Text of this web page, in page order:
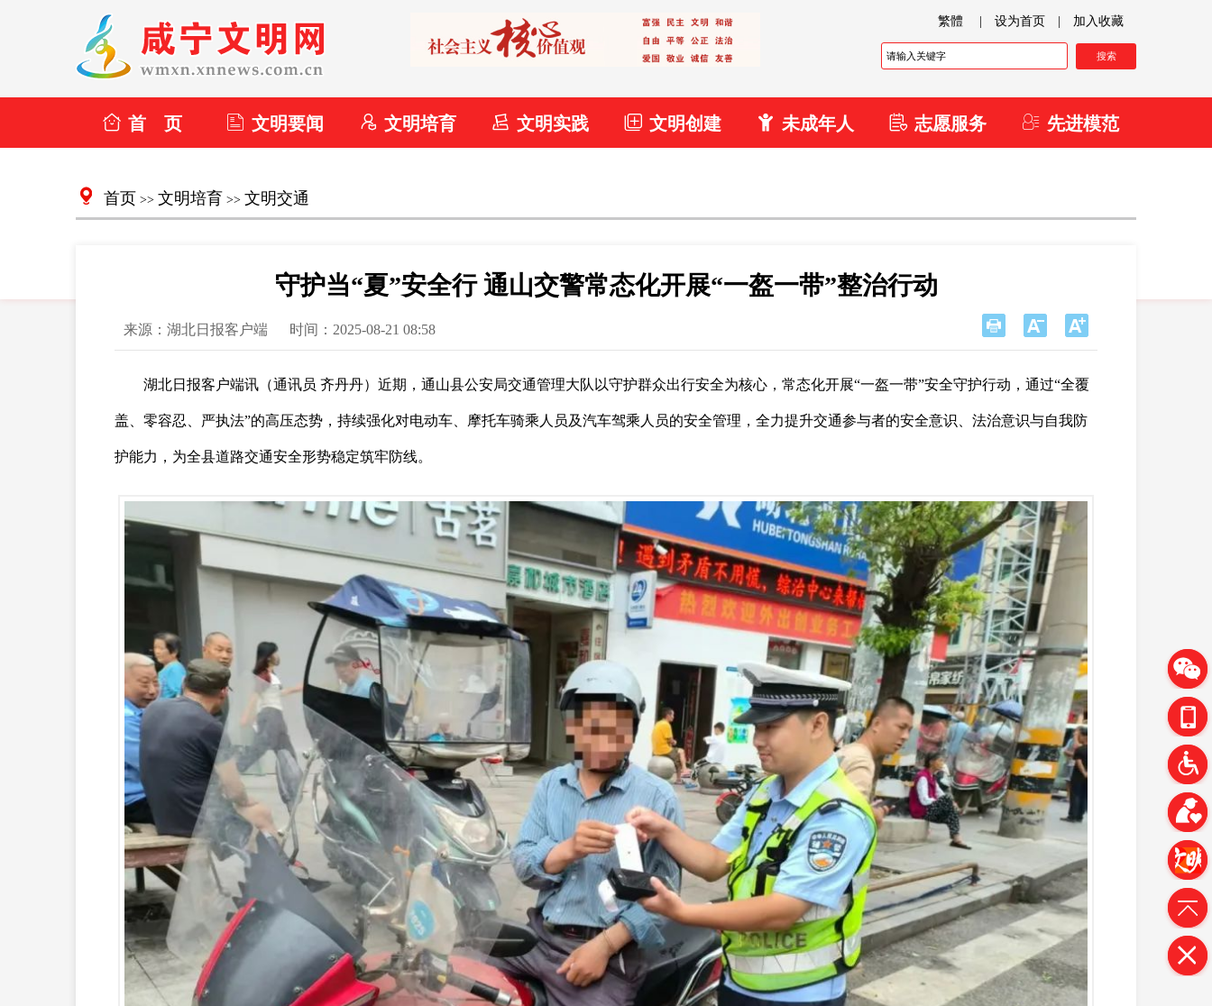
繁體 设为首页 加入收藏
首 页 文明要闻 文明培育 文明实践 文明创建 未成年人 志愿服务 先进模范
首页 >>文明培育 >>文明交通
守护当“夏”安全行 通山交警常态化开展“一盔一带”整治行动
来源：湖北日报客户端 时间：2025-08-21 08:58
湖北日报客户端讯（通讯员 齐丹丹）近期，通山县公安局交通管理大队以守护群众出行安全为核心，常态化开展“一盔一带”安全守护行动，通过“全覆
盖、零容忍、严执法”的高压态势，持续强化对电动车、摩托车骑乘人员及汽车驾乘人员的安全管理，全力提升交通参与者的安全意识、法治意识与自我防
护能力，为全县道路交通安全形势稳定筑牢防线。